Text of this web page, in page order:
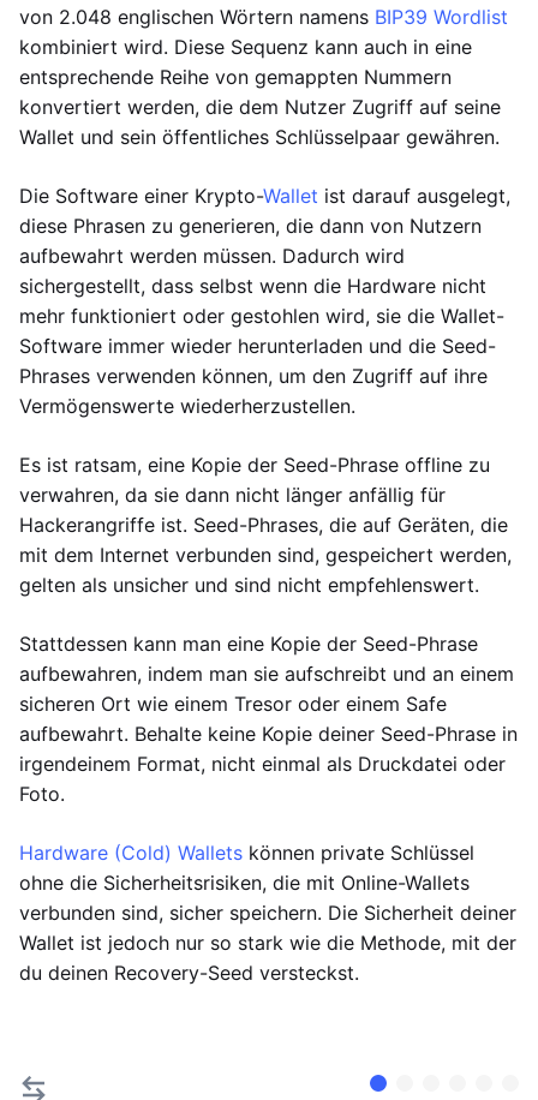
von 2.048 englischen Wörtern namens BIP39 Wordlist
kombiniert wird. Diese Sequenz kann auch in eine
entsprechende Reihe von gemappten Nummern
konvertiert werden, die dem Nutzer Zugriff auf seine
Wallet und sein öffentliches Schlüsselpaar gewähren.
Die Software einer Krypto-Wallet ist darauf ausgelegt,
diese Phrasen zu generieren, die dann von Nutzern
aufbewahrt werden müssen. Dadurch wird
sichergestellt, dass selbst wenn die Hardware nicht
mehr funktioniert oder gestohlen wird, sie die Wallet-
Software immer wieder herunterladen und die Seed-
Phrases verwenden können, um den Zugriff auf ihre
Vermögenswerte wiederherzustellen.
Es ist ratsam, eine Kopie der Seed-Phrase offline zu
verwahren, da sie dann nicht länger anfällig für
Hackerangriffe ist. Seed-Phrases, die auf Geräten, die
mit dem Internet verbunden sind, gespeichert werden,
gelten als unsicher und sind nicht empfehlenswert.
Stattdessen kann man eine Kopie der Seed-Phrase
aufbewahren, indem man sie aufschreibt und an einem
sicheren Ort wie einem Tresor oder einem Safe
aufbewahrt. Behalte keine Kopie deiner Seed-Phrase in
irgendeinem Format, nicht einmal als Druckdatei oder
Foto.
Hardware (Cold) Wallets können private Schlüssel
ohne die Sicherheitsrisiken, die mit Online-Wallets
verbunden sind, sicher speichern. Die Sicherheit deiner
Wallet ist jedoch nur so stark wie die Methode, mit der
du deinen Recovery-Seed versteckst.